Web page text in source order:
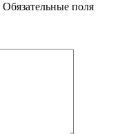
Обязательные поля